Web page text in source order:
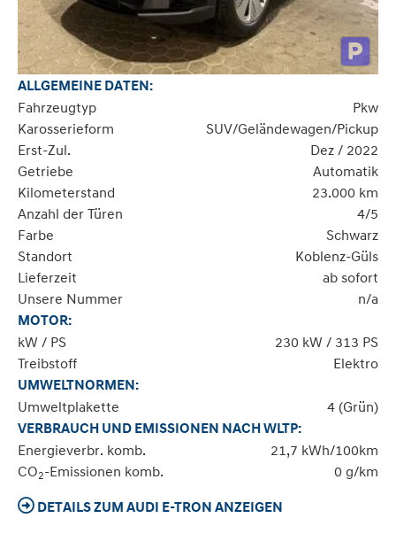
ALLGEMEINE DATEN:
Fahrzeugtyp
Pkw
Karosserieform
SUV/Geländewagen/Pickup
Erst-Zul.
Dez / 2022
Getriebe
Automatik
Kilometerstand
23.000 km
Anzahl der Türen
4/5
Farbe
Schwarz
Standort
Koblenz-Güls
Lieferzeit
ab sofort
Unsere Nummer
n/a
MOTOR:
kW / PS
230 kW / 313 PS
Treibstoff
Elektro
UMWELTNORMEN:
Umweltplakette
4 (Grün)
VERBRAUCH UND EMISSIONEN NACH WLTP:
Energieverbr. komb.
21,7 kWh/100km
CO2-Emissionen komb. 0 g/km
DETAILS ZUM AUDI E-TRON ANZEIGEN